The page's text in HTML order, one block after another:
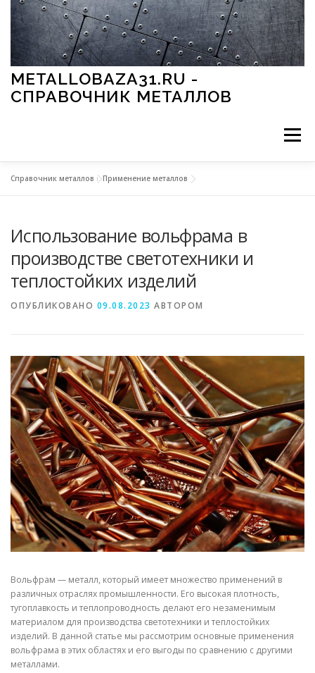
Перейти к содержимому
METALLOBAZA31.RU -
СПРАВОЧНИК МЕТАЛЛОВ
Меню
МЕТАЛЛЫ И ОКРУЖАЮЩАЯ СРЕДА
ПРИМЕНЕНИЕ МЕТАЛЛОВ
СТАТЬИ
Справочник металлов »Применение металлов
Использование вольфрама в
производстве светотехники и
теплостойких изделий
ОПУБЛИКОВАНО 09.08.2023 АВТОРОМ
Вольфрам — металл, который имеет множество применений в
различных отраслях промышленности. Его высокая плотность,
тугоплавкость и теплопроводность делают его незаменимым
материалом для производства светотехники и теплостойких
изделий. В данной статье мы рассмотрим основные применения
вольфрама в этих областях и его выгоды по сравнению с другими
металлами.